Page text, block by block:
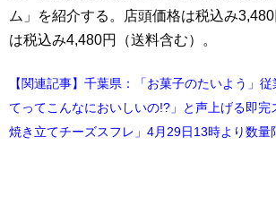
ム」を紹介する。店頭価格は税込み
は税込み4,480円（送料含む）。
【関連記事】千葉県：「お菓子のたいよう」
てってこんなにおいしいの!?」と声上げる即完
焼き立てチーズスフレ」4月29日13時より数量